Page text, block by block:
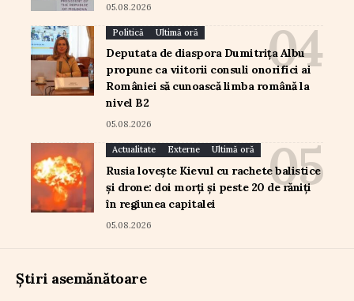
05.08.2026
Politică Ultimă oră
Deputata de diaspora Dumitrița Albu
propune ca viitorii consuli onorifici ai
României să cunoască limba română la
nivel B2
05.08.2026
Actualitate Externe Ultimă oră
Rusia lovește Kievul cu rachete balistice
și drone: doi morți și peste 20 de răniți
în regiunea capitalei
05.08.2026
Știri asemănătoare